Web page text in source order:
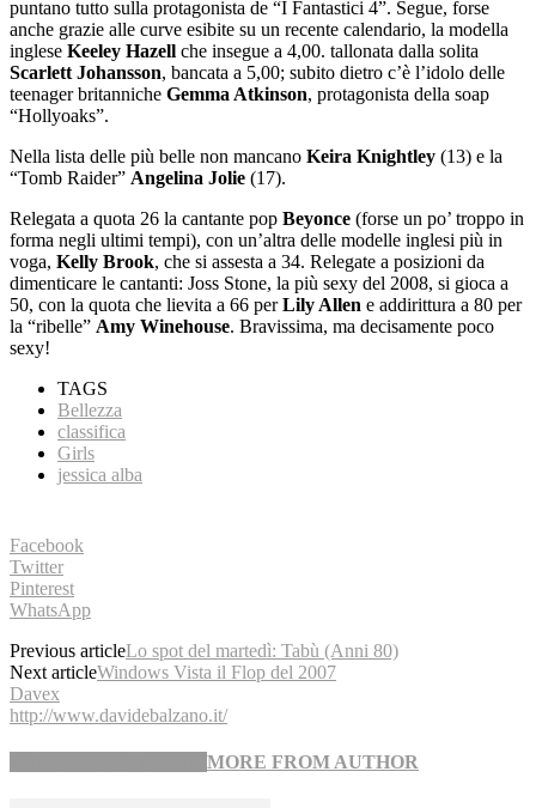
puntano tutto sulla protagonista de “I Fantastici 4”. Segue, forse
anche grazie alle curve esibite su un recente calendario, la modella
inglese Keeley Hazell che insegue a 4,00. tallonata dalla solita
Scarlett Johansson, bancata a 5,00; subito dietro c’è l’idolo delle
teenager britanniche Gemma Atkinson, protagonista della soap
“Hollyoaks”.
Nella lista delle più belle non mancano Keira Knightley (13) e la
“Tomb Raider” Angelina Jolie (17).
Relegata a quota 26 la cantante pop Beyonce (forse un po’ troppo in
forma negli ultimi tempi), con un’altra delle modelle inglesi più in
voga, Kelly Brook, che si assesta a 34. Relegate a posizioni da
dimenticare le cantanti: Joss Stone, la più sexy del 2008, si gioca a
50, con la quota che lievita a 66 perLily Allen e addirittura a 80 per
la “ribelle” Amy Winehouse. Bravissima, ma decisamente poco
sexy!
TAGS
Bellezza
classifica
Girls
jessica alba
Facebook
Twitter
Pinterest
WhatsApp
Previous articleLo spot del martedì: Tabù (Anni 80)
Next articleWindows Vista il Flop del 2007
Davex
http://www.davidebalzano.it/
MORE FROM AUTHOR